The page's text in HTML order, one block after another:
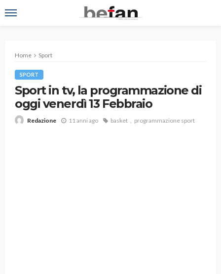
Home Sport
SPORT
Sport in tv, la programmazione di
oggi venerdì 13 Febbraio
Redazione 11 anni ago basket programmazione sport